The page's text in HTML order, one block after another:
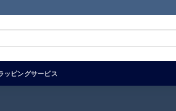
ッピングサービス